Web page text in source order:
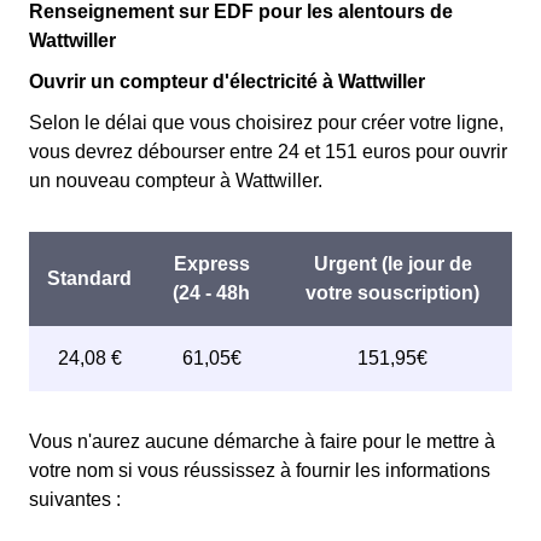
Renseignement sur EDF pour les alentours de
Wattwiller
Ouvrir un compteur d'électricité à Wattwiller
Selon le délai que vous choisirez pour créer votre ligne,
vous devrez débourser entre 24 et 151 euros pour ouvrir
un nouveau compteur à Wattwiller.
Vous n'aurez aucune démarche à faire pour le mettre à
votre nom si vous réussissez à fournir les informations
suivantes :